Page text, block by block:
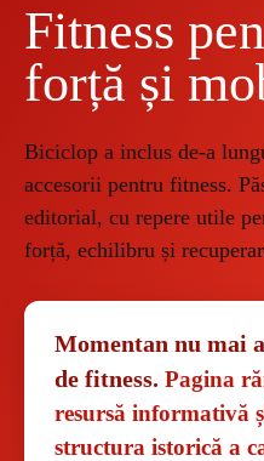
Fitness
forță și
Biciclop a inclus de-a
accesorii pentru fitness.
editorial, cu repere utile
forță, echilibru și
Momentan nu mai
de fitness. Pagina
resursă informativă
structura istorică a